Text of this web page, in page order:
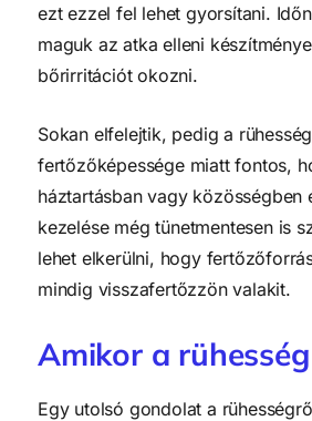
ezt ezzel fel lehet gyorsítani.
maguk az atka elleni
bőrirritációt okozni.
Sokan elfelejtik, pedig a
fertőzőképessége miatt fontos,
háztartásban vagy közösségben
kezelése még tünetmentesen is
lehet elkerülni, hogy
mindig visszafertőzzön valakit.
Amikor a
Egy utolsó gondolat a